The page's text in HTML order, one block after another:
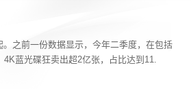
之前一份数据显示，今年二季度，在包括
蓝光碟狂卖出超2亿张，占比达到11.